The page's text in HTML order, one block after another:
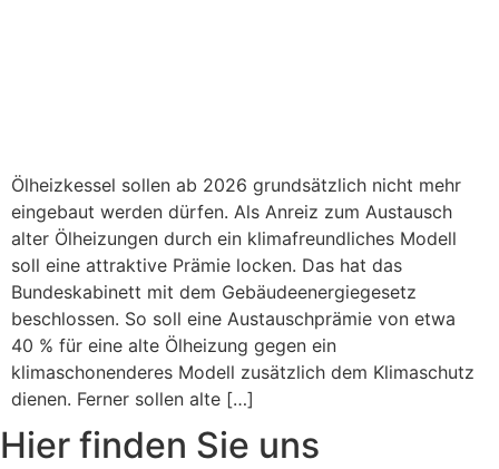
Ölheizkessel sollen ab 2026 grundsätzlich nicht mehr
eingebaut werden dürfen. Als Anreiz zum Austausch
alter Ölheizungen durch ein klimafreundliches Modell
soll eine attraktive Prämie locken. Das hat das
Bundeskabinett mit dem Gebäudeenergiegesetz
beschlossen. So soll eine Austauschprämie von etwa
40 % für eine alte Ölheizung gegen ein
klimaschonenderes Modell zusätzlich dem Klimaschutz
dienen. Ferner sollen alte […]
Hier finden Sie uns